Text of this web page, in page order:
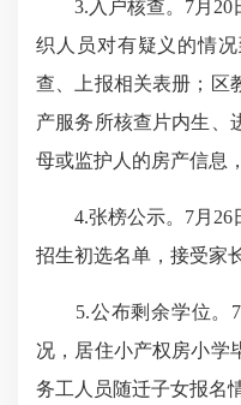
3.入户核查。7月20
织人员对有疑义的情
查、上报相关表册；区
产服务所核查片内生、
母或监护人的房产信息
4.张榜公示。7月26
招生初选名单，接受家
5.公布剩余学位。7
况，居住小产权房小学
务工人员随迁子女报名